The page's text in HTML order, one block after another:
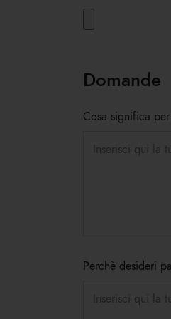
Domande
Cosa significa
Perchè desideri